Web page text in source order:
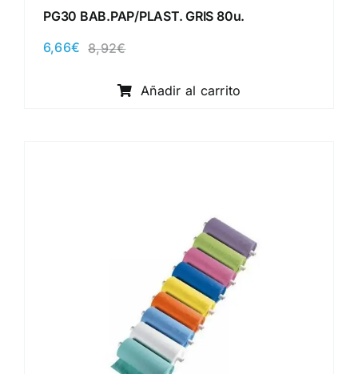
PG30 BAB.PAP/PLAST. GRIS 80u.
8,92€El
original
era:
6,66€
El
actual
es:
Añadir al carrito